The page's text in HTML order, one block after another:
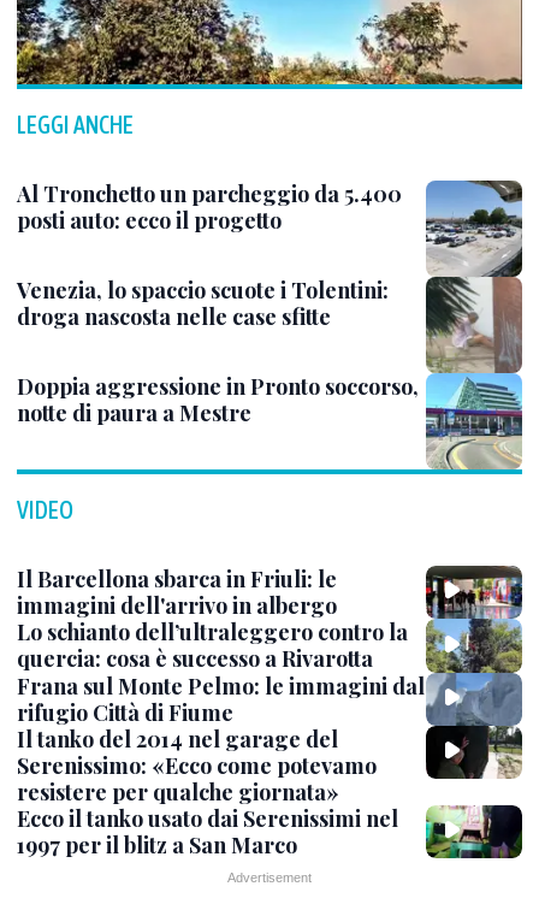
LEGGI ANCHE
Al Tronchetto un parcheggio da 5.400
posti auto: ecco il progetto
Venezia, lo spaccio scuote i Tolentini:
droga nascosta nelle case sfitte
Doppia aggressione in Pronto soccorso,
notte di paura a Mestre
VIDEO
Il Barcellona sbarca in Friuli: le
immagini dell'arrivo in albergo
Lo schianto dell’ultraleggero contro la
quercia: cosa è successo a Rivarotta
Frana sul Monte Pelmo: le immagini dal
rifugio Città di Fiume
Il tanko del 2014 nel garage del
Serenissimo: «Ecco come potevamo
resistere per qualche giornata»
Ecco il tanko usato dai Serenissimi nel
1997 per il blitz a San Marco